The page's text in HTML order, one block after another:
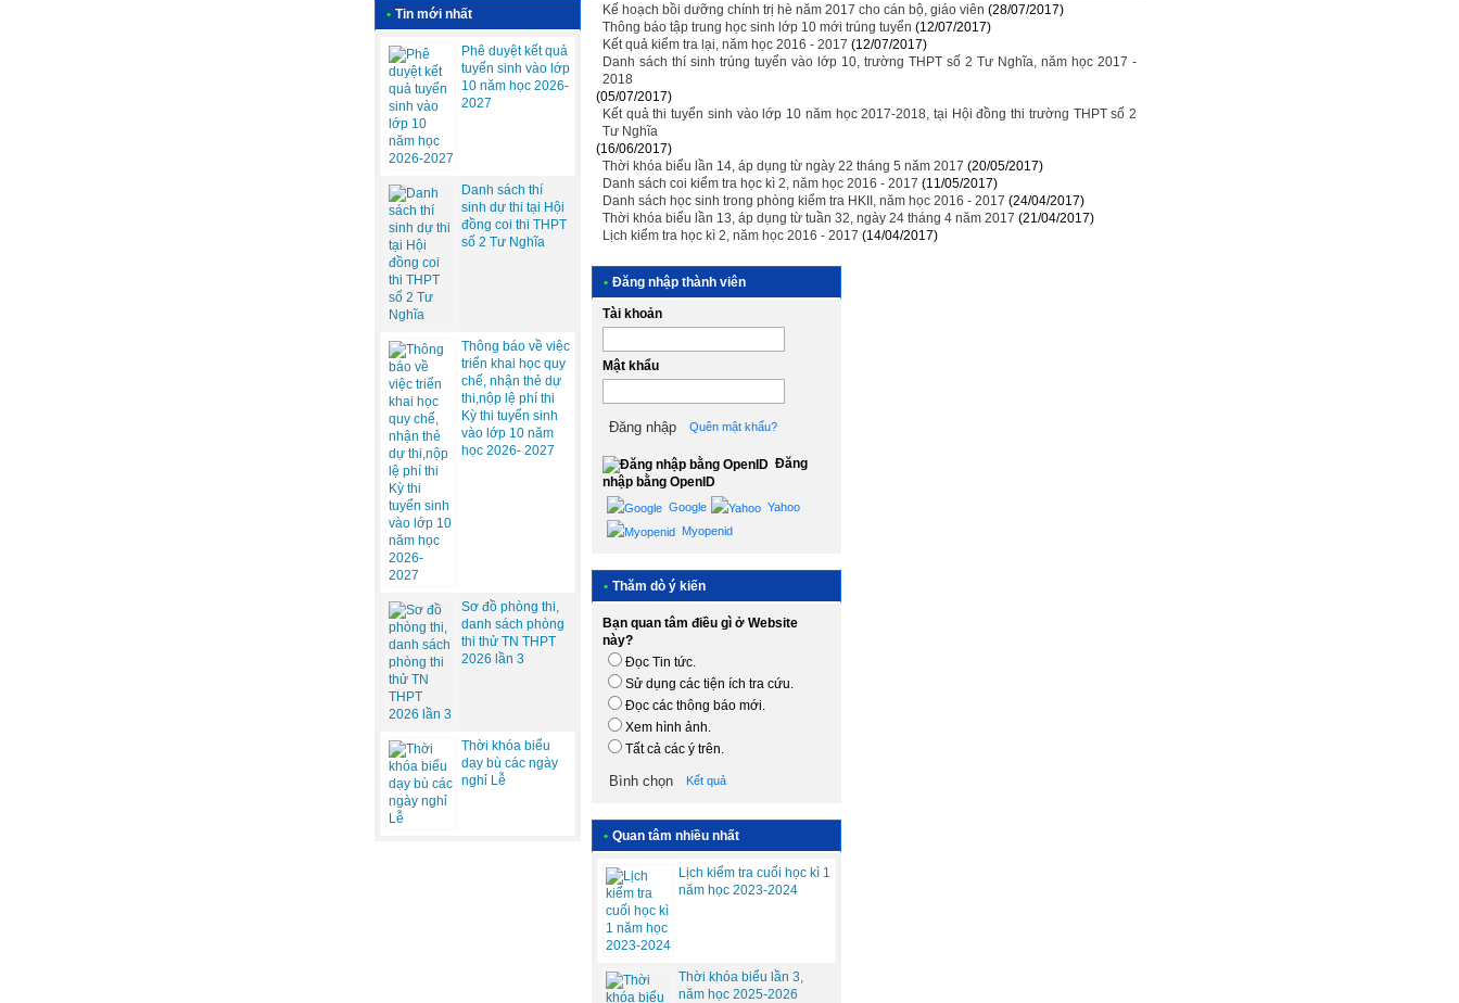
• Tin mới nhất
Phê duyệt kết quả
tuyển sinh vào lớp
10 năm học 2026-
2027
Danh sách thí
sinh dự thi tại Hội
đồng coi thi THPT
số 2 Tư Nghĩa
Thông báo về việc
triển khai học quy
chế, nhận thẻ dự
thi,nộp lệ phí thi
Kỳ thi tuyển sinh
vào lớp 10 năm
học 2026- 2027
Sơ đồ phòng thi,
danh sách phòng
thi thử TN THPT
2026 lần 3
Thời khóa biểu
dạy bù các ngày
nghỉ Lễ
Kế hoạch bồi dưỡng chính trị hè năm 2017 cho cán bộ, giáo viên (28/07/2017)
Thông báo tập trung học sinh lớp 10 mới trúng tuyển (12/07/2017)
Kết quả kiểm tra lại, năm học 2016 - 2017 (12/07/2017)
Danh sách thí sinh trúng tuyển vào lớp 10, trường THPT số 2 Tư Nghĩa, năm học 2017 -
2018
(05/07/2017)
Kết quả thi tuyển sinh vào lớp 10 năm học 2017-2018, tại Hội đồng thi trường THPT số 2
Tư Nghĩa
(16/06/2017)
Thời khóa biểu lần 14, áp dụng từ ngày 22 tháng 5 năm 2017 (20/05/2017)
Danh sách coi kiểm tra học kì 2, năm học 2016 - 2017 (11/05/2017)
Danh sách học sinh trong phòng kiểm tra HKII, năm học 2016 - 2017 (24/04/2017)
Thời khóa biểu lần 13, áp dụng từ tuần 32, ngày 24 tháng 4 năm 2017 (21/04/2017)
Lịch kiểm tra học kì 2, năm học 2016 - 2017 (14/04/2017)
• Đăng nhập thành viên
Tài khoản
Mật khẩu
Quên mật khẩu?
Đăng
nhập bằng OpenID
Google
Yahoo
Myopenid
• Thăm dò ý kiến
Bạn quan tâm điều gì ở Website
này?
Đọc Tin tức.
Sử dụng các tiện ích tra cứu.
Đọc các thông báo mới.
Xem hình ảnh.
Tất cả các ý trên.
Kết quả
• Quan tâm nhiều nhất
Lịch kiểm tra cuối học kì 1
năm học 2023-2024
Thời khóa biểu lần 3,
năm học 2025-2026